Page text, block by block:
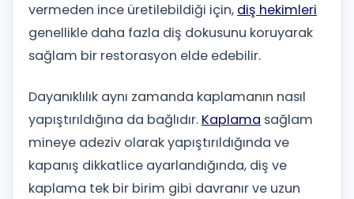
vermeden ince üretilebildiği için, diş hekimleri
genellikle daha fazla diş dokusunu koruyarak
sağlam bir restorasyon elde edebilir.
Dayanıklılık aynı zamanda kaplamanın nasıl
yapıştırıldığına da bağlıdır. Kaplama sağlam
mineye adeziv olarak yapıştırıldığında ve
kapanış dikkatlice ayarlandığında, diş ve
kaplama tek bir birim gibi davranır ve uzun